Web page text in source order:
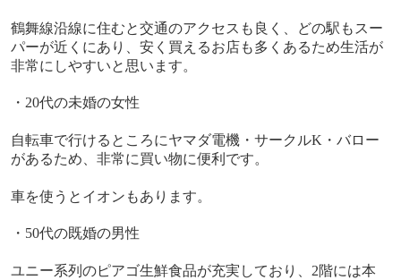
鶴舞線沿線に住むと交通のアクセスも良く、どの駅もスー
パーが近くにあり、安く買えるお店も多くあるため生活が
非常にしやすいと思います。
・ 20代の未婚の女性
自転車で行けるところにヤマダ電機・サークルK ・バロー
があるため、非常に買い物に便利です。
車を使うとイオンもあります。
・ 50代の既婚の男性
ユニー系列のピアゴ生鮮食品が充実しており、 2階には本